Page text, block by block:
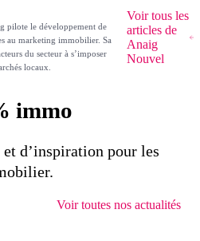
pilote le développement de
au marketing immobilier. Sa
du secteur à s’imposer
locaux.
Voir tous les
articles de
Anaig
Nouvel
immo
et d’inspiration pour les
Voir toutes nos actualités